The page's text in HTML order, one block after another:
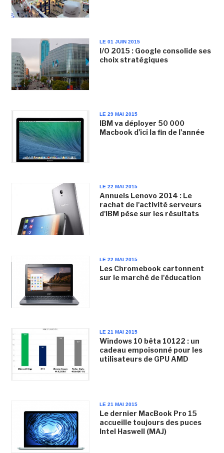
LE 01 JUIN 2015
I/O 2015 : Google consolide ses
choix stratégiques
LE 29 MAI 2015
IBM va déployer 50 000
Macbook d'ici la fin de l'année
LE 22 MAI 2015
Annuels Lenovo 2014 : Le
rachat de l'activité serveurs
d'IBM pèse sur les résultats
LE 22 MAI 2015
Les Chromebook cartonnent
sur le marché de l'éducation
LE 21 MAI 2015
Windows 10 bêta 10122 : un
cadeau empoisonné pour les
utilisateurs de GPU AMD
LE 21 MAI 2015
Le dernier MacBook Pro 15
accueille toujours des puces
Intel Haswell (MAJ)